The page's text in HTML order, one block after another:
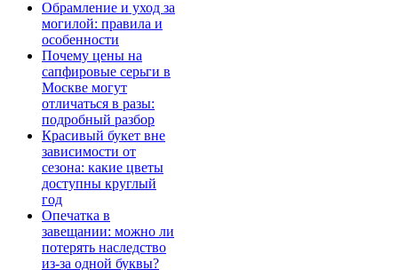
Обрамление и уход за
могилой: правила и
особенности
Почему цены на
сапфировые серьги в
Москве могут
отличаться в разы:
подробный разбор
Красивый букет вне
зависимости от
сезона: какие цветы
доступны круглый
год
Опечатка в
завещании: можно ли
потерять наследство
из-за одной буквы?